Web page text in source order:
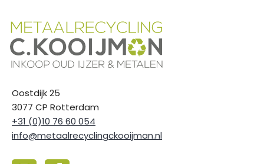
Oostdijk 25
3077 CP Rotterdam
+31 (0)10 76 60 054
info@metaalrecyclingckooijman.nl